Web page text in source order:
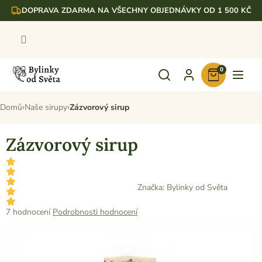
Přejít DOPRAVA ZDARMA NA VŠECHNY OBJEDNÁVKY OD 1 500 KČ
Nákupní
košík
0
Domů Naše sirupy Zázvorový sirup
Zázvorový sirup
Průměrné
7 hodnocení Podrobnosti hodnocení
Značka: Bylinky od Světa